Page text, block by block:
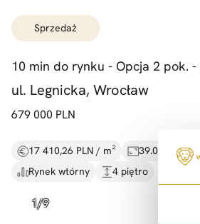
sprzedaż
10 min do rynku - Opcja 2 pok. -
ul. Legnicka, Wrocław
679 000 PLN
17 410,26 PLN / m² 39.00 m²
Rynek wtórny
4 piętro